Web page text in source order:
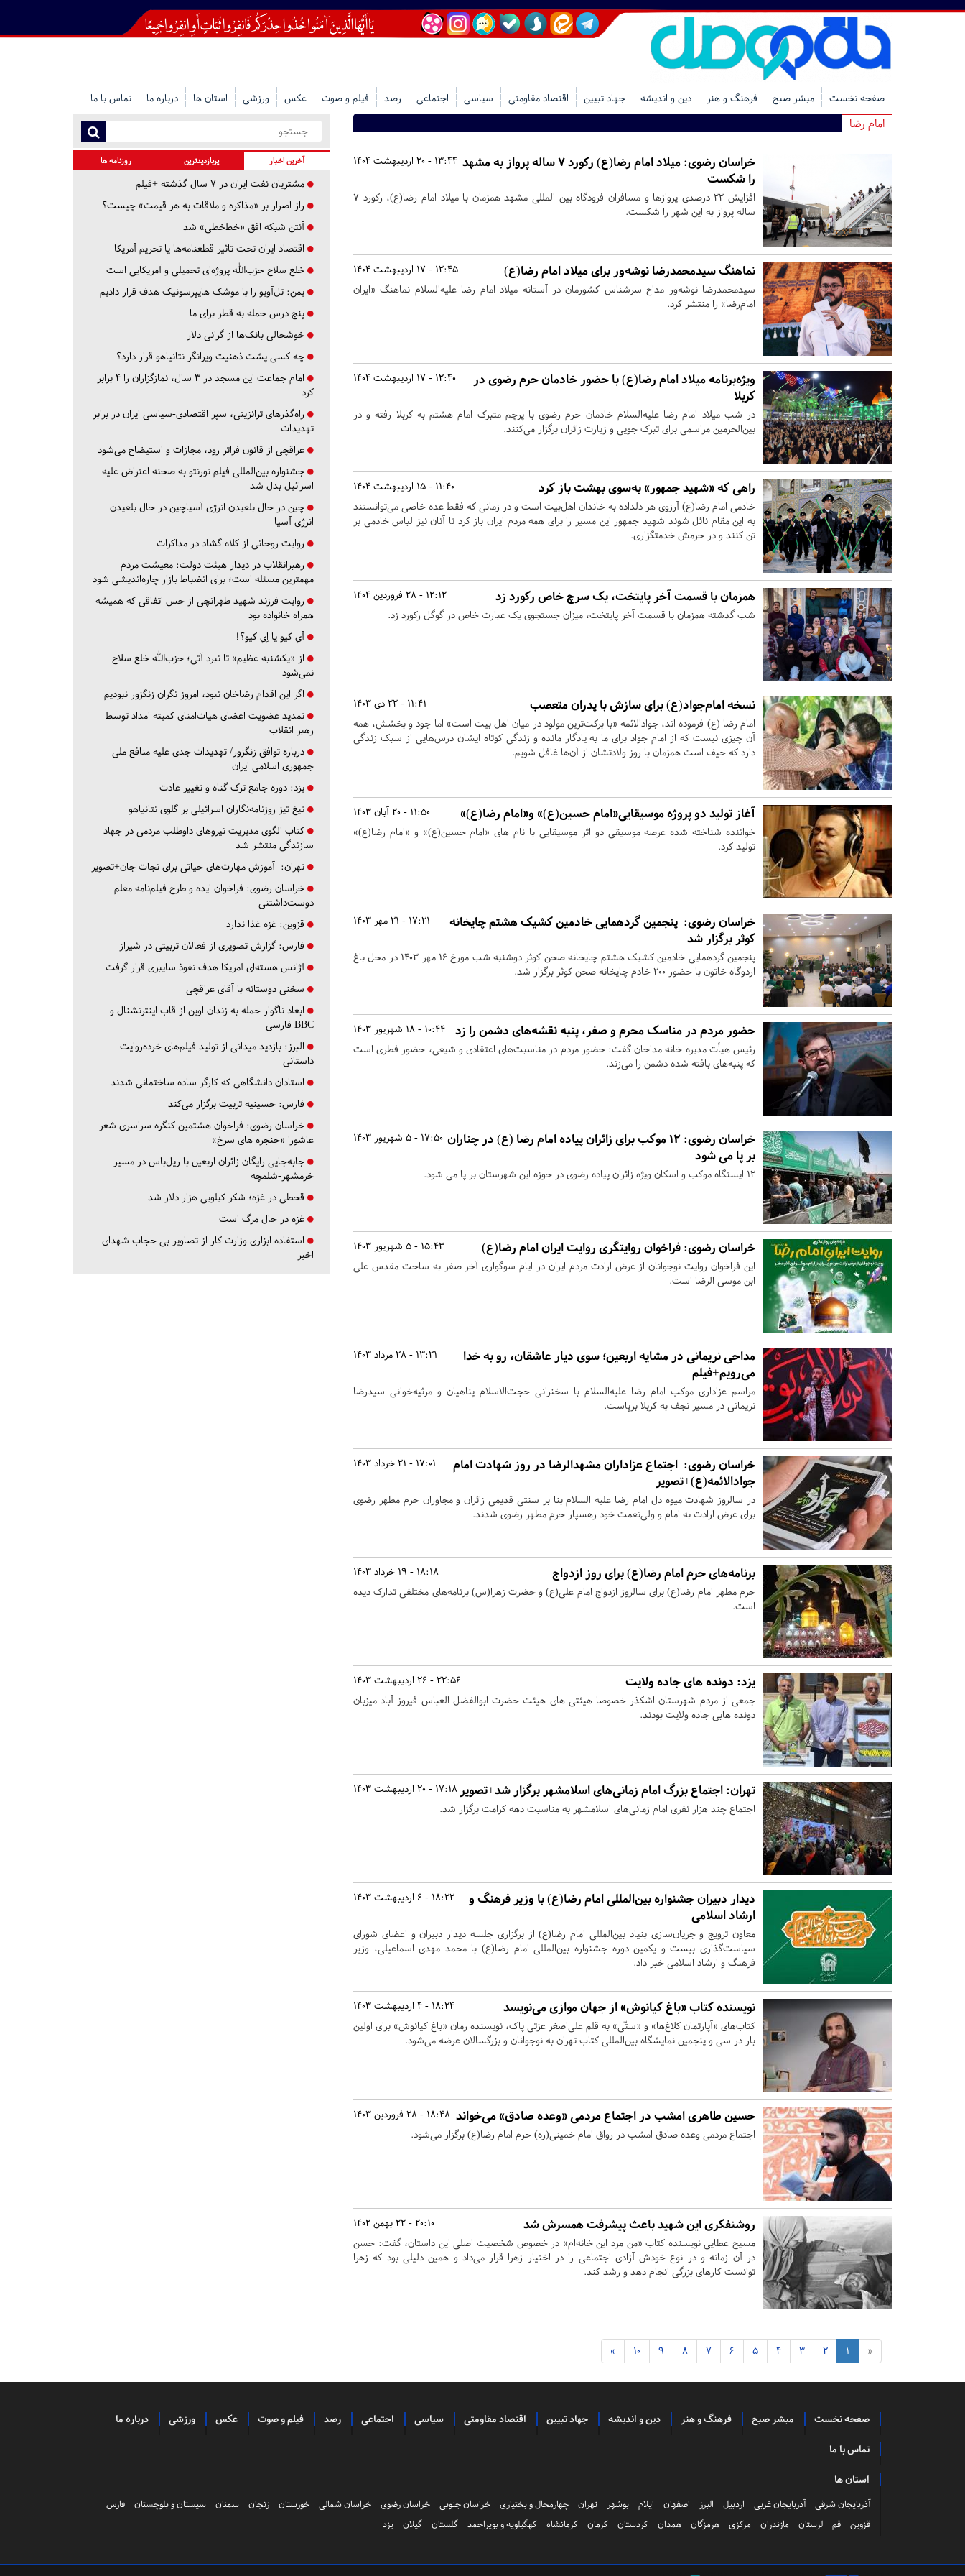
صفحه نخست مبشر صبح فرهنگ و هنر دین و اندیشه جهاد تبیین اقتصاد مقاومتی سیاسی اجتماعی رصد فیلم و صوت عکس ورزشی استان ها درباره ما تماس با ما
امام رضا
13:44 - 20 اردیبهشت 1404 خراسان رضوی:
میلاد امام رضا(ع) رکورد ۷ ساله پرواز به مشهد
را شکست
افزایش ۲۲ درصدی پروازها و مسافران فرودگاه بین المللی مشهد همزمان با میلاد امام رضا(ع)، رکورد ۷
ساله پرواز به این شهر را شکست.
12:45 - 17 اردیبهشت 1404 نماهنگ سیدمحمدرضا نوشه‌ور برای میلاد امام رضا(ع)
سیدمحمدرضا نوشه‌ور مداح سرشناس کشورمان در آستانه میلاد امام رضا علیه‌السلام نماهنگ «ایران
امام‌رضا» را منتشر کرد.
12:40 - 17 اردیبهشت 1404
ویژه‌برنامه‌ میلاد امام رضا(ع) با حضور خادمان حرم رضوی در
کربلا
در شب میلاد امام رضا علیه‌السلام خادمان حرم رضوی با پرچم متبرک امام هشتم به کربلا رفته و در
بین‌الحرمین مراسمی برای تبرک جویی و زیارت زائران برگزار می‌کنند.
11:40 - 15 اردیبهشت 1404 راهی که «شهید جمهور» به‌سوی بهشت باز کرد
خادمی امام رضا(ع) آرزوی هر دلداده به خاندان اهل‌بیت است و در زمانی که فقط عده خاصی می‌توانستند
به این مقام نائل شوند شهید جمهور این مسیر را برای همه مردم ایران باز کرد تا آنان نیز لباس خادمی بر
تن کنند و در حرمش خدمتگزاری.
12:12 - 28 فروردین 1404 همزمان با قسمت آخر پایتخت، یک سرچ خاص رکورد زد
شب گذشته همزمان با قسمت آخر پایتخت، میزان جستجوی یک عبارت خاص در گوگل رکورد زد.
11:41 - 22 دی 1403 نسخه امام‌جواد(ع) برای سازش با پدران متعصب
امام رضا (ع) فرموده اند، جوادالائمه «با برکت‌ترین مولود در میان اهل بیت است» اما جود و بخشش، همه
آن چیزی نیست که از امام جواد برای ما به یادگار مانده و زندگی کوتاه ایشان درس‌هایی از سبک زندگی
دارد که حیف است همزمان با روز ولادتشان از آن‌ها غافل شویم.
11:50 - 20 آبان 1403 آغاز تولید دو پروژه موسیقایی«امام حسین(ع)» و«امام رضا(ع)»
خواننده شناخته شده عرصه موسیقی دو اثر موسیقایی با نام های «امام حسین(ع)» و «امام رضا(ع)»
تولید کرد.
17:21 - 21 مهر 1403 خراسان رضوی: پنجمین گردهمایی خادمین کشیک هشتم چایخانه
کوثر برگزار شد
پنجمین گردهمایی خادمین کشیک هشتم چایخانه صحن کوثر دوشنبه شب مورخ ۱۶ مهر ۱۴۰۳ در محل باغ
اردوگاه خاتون با حضور ۲۰۰ خادم چایخانه صحن کوثر برگزار شد.
10:44 - 18 شهریور 1403 حضور مردم در مناسک محرم و صفر، پنبه‌ نقشه‌های دشمن را زد
رئیس هیأت مدیره خانه مداحان گفت: حضور مردم در مناسبت‌های اعتقادی و شیعی، حضور فطری است
که پنبه‌های بافته‌ شده دشمن را می‌زند.
17:50 - 5 شهریور 1403 خراسان رضوی:
​​​​​​​۱۲ موکب برای زائران پیاده امام رضا (ع) در چناران
بر پا می شود
۱۲ ایستگاه موکب و اسکان ویژه زائران پیاده رضوی در حوزه این شهرستان بر پا می شود.
15:43 - 5 شهریور 1403 خراسان رضوی: فراخوان روایتگری روایت ایران امام رضا(ع)
این فراخوان روایت نوجوانان از عرض ارادت مردم ایران در ایام سوگواری آخر صفر به ساحت مقدس علی
ابن موسی الرضا است.
13:21 - 28 مرداد 1403
مداحی نریمانی در مشایه اربعین؛ سوی دیار عاشقان، رو به خدا
می‌رویم+فیلم
مراسم عزاداری موکب امام رضا علیه‌السلام با سخنرانی حجت‌الاسلام پناهیان و مرثیه‌خوانی سیدرضا
نریمانی در مسیر نجف به کربلا برپاست.
17:01 - 21 خرداد 1403 خراسان رضوی: اجتماع عزاداران مشهدالرضا در روز شهادت امام
جوادالائمه(ع)+تصویر
در سالروز شهادت میوه دل امام رضا علیه السلام بنا بر سنتی قدیمی زائران و مجاوران حرم مطهر رضوی
برای عرض ارادت به امام و ولی‌نعمت خود رهسپار حرم مطهر رضوی شدند.
18:18 - 19 خرداد 1403 برنامه‌های حرم امام رضا(ع) برای روز ازدواج
حرم مطهر امام رضا(ع) برای سالروز ازدواج امام علی(ع) و حضرت زهرا(س) برنامه‌های مختلفی تدارک دیده
است.
22:56 - 26 اردیبهشت 1403 یزد: دونده های جاده ولایت
جمعی از مردم شهرستان اشکذر خصوصا هیئتی های هیئت حضرت ابوالفضل العباس فیروز آباد میزبان
دونده هابی جاده ولایت بودند.
17:18 - 20 اردیبهشت 1403 تهران: اجتماع بزرگ امام زمانی‌های اسلامشهر برگزار شد+تصویر
اجتماع چند هزار نفری امام زمانی‌های اسلامشهر به مناسبت دهه کرامت برگزار شد.
18:22 - 6 اردیبهشت 1403
دیدار دبیران جشنواره بین‌المللی امام رضا(ع) با وزیر فرهنگ و
ارشاد اسلامی
معاون ترویج و جریان‌سازی بنیاد بین‌المللی امام رضا(ع) از برگزاری جلسه دیدار دبیران و اعضای شورای
سیاست‌گذاری بیست و یکمین دوره جشنواره بین‌المللی امام رضا(ع) با محمد مهدی اسماعیلی، وزیر
فرهنگ و ارشاد اسلامی خبر داد.
18:24 - 4 اردیبهشت 1403 نویسنده کتاب «باغ کیانوش» از جهان موازی می‌نویسد
کتاب‌های «آپارتمان کلاغ‌ها» و «ستّی» به قلم علی‌اصغر عزتی پاک، نویسنده رمان «باغ کیانوش» برای اولین
بار در سی و پنجمین نمایشگاه بین‌المللی کتاب تهران به نوجوانان و بزرگسالان عرضه می‌شود.
18:48 - 28 فروردین 1403 حسین طاهری امشب در اجتماع مردمی «وعده صادق» می‌خواند
اجتماع مردمی وعده صادق امشب در رواق امام خمینی(ره) حرم امام رضا(ع) برگزار می‌شود.
20:10 - 22 بهمن 1402 روشنفکری این شهید باعث پیشرفت همسرش شد
مسیح عطایی نویسنده کتاب «من مرد این خانه‌ام» در خصوص شخصیت اصلی این داستان، گفت: حسن
در آن زمانه و در نوع خودش آزادی اجتماعی را در اختیار زهرا قرار می‌داد و همین دلیلی بود که زهرا
توانست کارهای بزرگی انجام دهد و رشد کند.
«
1
2
3
4
5
6
7
8
9
10
»
آخرین اخبار پربازدیدترین روزنامه ها
مشتریان نفت ایران در ۷ سال گذشته +فیلم
راز اصرار بر «مذاکره و ملاقات به هر قیمت» چیست؟
آنتن شبکه افق «خط‌خطی» شد
اقتصاد ایران تحت تاثیر قطعنامه‌ها یا تحریم‌ آمریکا
خلع سلاح حزب‌الله پروژه‌ای تحمیلی و آمریکایی است
یمن: تل‌آویو را با موشک هایپرسونیک هدف قرار دادیم
پنج درس‌ حمله به قطر برای ما
خوشحالی بانک‌ها از گرانی دلار
چه کسی پشت ذهنیت ویرانگر نتانیاهو قرار دارد؟
امام جماعت این مسجد در ۳ سال، نمازگزاران را ۴ برابر
کرد
راه‌گذرهای ترانزیتی، سپر اقتصادی-سیاسی ایران در برابر
تهدیدات
عراقچی از قانون فراتر رود، مجازات و استیضاح می‌شود
جشنواره بین‌المللی فیلم تورنتو به صحنه اعتراض علیه
اسرائیل بدل شد
چین در حال بلعیدن انرژی آسیاچین در حال بلعیدن
انرژی آسیا
روایت روحانی از کلاه گشاد در مذاکرات
رهبرانقلاب در دیدار هیئت دولت: معیشت مردم
مهمترین مسئله است؛ برای انضباط بازار چاره‌اندیشی شود
روایت فرزند شهید طهرانچی از حس اتفاقی که همیشه
همراه خانواده بود
آي كيو يا اِي كيو؟!
از «یکشنبه عظیم» تا نبرد آتی؛ حزب‌الله خلع سلاح
نمی‌شود
اگر این اقدام رضاخان نبود، امروز نگران زنگزور نبودیم
تمدید عضویت اعضای هیات‌امنای کمیته امداد توسط
رهبر انقلاب
درباره توافق زنگزور/ تهدیدات جدی علیه منافع ملی
جمهوری اسلامی ایران
یزد: دوره جامع ترک گناه و تغییر عادت
تیغ تیز روزنامه‌نگاران اسرائیلی بر گلوی نتانیاهو
کتاب الگوی مدیریت نیروهای داوطلب مردمی در جهاد
سازندگی منتشر شد
تهران: آموزش مهارت‌های حیاتی برای نجات جان+تصویر
خراسان رضوی: فراخوان ایده و طرح فیلم‌نامه معلم
دوست‌داشتنی
قزوین: غزه غذا ندارد
فارس: گزارش تصویری از فعالان تربیتی در شیراز
آژانس هسته‌ای آمریکا هدف نفوذ سایبری قرار گرفت
سخنی دوستانه با آقای عراقچی
ابعاد ناگوار حمله به زندان اوین از قاب اینترنشنال و
BBC فارسی
البرز: بازدید میدانی از تولید فیلم‌های خرده‌روایت
داستانی
استادان دانشگاهی که کارگر ساده ساختمانی شدند
فارس: حسینیه تربیت برگزار می‌کند
خراسان رضوی: فراخوان هشتمین کنگره سراسری شعر
عاشورا «حنجره های سرخ»
جابه‌جایی رایگان زائران اربعین با ریل‌باس در مسیر
خرمشهر-شلمچه
قحطی در غزه؛ شکر کیلویی هزار دلار شد
غزه در حال مرگ است
استفاده ابزاری وزارت کار از تصاویر بی حجاب شهدای
اخیر
صفحه نخست مبشر صبح فرهنگ و هنر دین و اندیشه جهاد تبیین اقتصاد مقاومتی سیاسی اجتماعی رصد فیلم و صوت عکس ورزشی درباره ما
تماس با ما
استان ها
آذربایجان شرقی آذربایجان غربی اردبیل البرز اصفهان ایلام بوشهر تهران چهارمحال و بختیاری خراسان جنوبی خراسان رضوی خراسان شمالی خوزستان زنجان سمنان سیستان و بلوچستان
فارس
قزوین
قم لرستان مازندران مرکزی هرمزگان همدان کردستان کرمان کرمانشاه کهگیلویه و بویراحمد گلستان گیلان یزد